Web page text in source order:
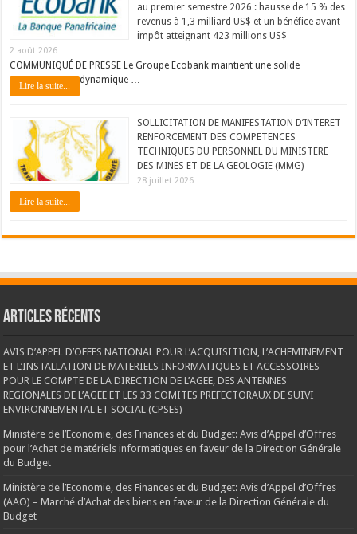
au premier semestre 2026 : hausse de 15 % des
revenus à 1,3 milliard US$ et un bénéfice avant
impôt atteignant 423 millions US$
2 août 2026
COMMUNIQUÉ DE PRESSE Le Groupe Ecobank maintient une solide
dynamique …
Lire la suite...
SOLLICITATION DE MANIFESTATION D’INTERET
RENFORCEMENT DES COMPETENCES
TECHNIQUES DU PERSONNEL DU MINISTERE
DES MINES ET DE LA GEOLOGIE (MMG)
28 juillet 2026
Lire la suite...
Articles récents
AVIS D’APPEL D’OFFES NATIONAL POUR L’ACQUISITION, L’ACHEMINEMENT
ET L’INSTALLATION DE MATERIELS INFORMATIQUES ET ACCESSOIRES
POUR LE COMPTE DE LA DIRECTION DE L’AGEE, DES ANTENNES
REGIONALES DE L’AGEE ET LES 33 COMITES PREFECTORAUX DE SUIVI
ENVIRONNEMENTAL ET SOCIAL (CPSES)
Ministère de l’Economie, des Finances et du Budget: Avis d’Appel d’Offres
pour l’Achat de matériels informatiques en faveur de la Direction Générale
du Budget
Ministère de l’Economie, des Finances et du Budget: Avis d’Appel d’Offres
(AAO) – Marché d’Achat des biens en faveur de la Direction Générale du
Budget